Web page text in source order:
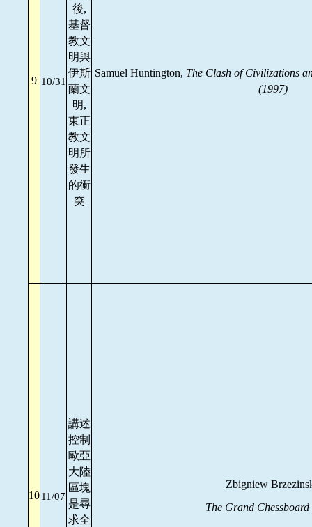
9 10/31
後,
基督
教文
明與
伊斯
蘭文
明,
東正
教文
明所
發生
的衝
突
Samuel Huntington, The Clash of Civilizations
(1997)
1011/07
講述
控制
歐亞
大陸
區塊
是尋
求全
Zbigniew
The Grand